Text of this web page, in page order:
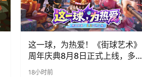
这一球，为热爱！《街球艺术》
周年庆典8月8日正式上线，多重
福利与全新内容同步开启
18小时前